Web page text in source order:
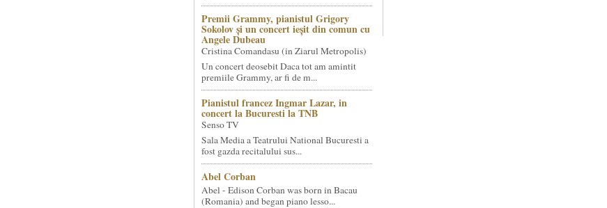
Premii Grammy, pianistul Grigory
Sokolov și un concert ieșit din comun cu
Angele Dubeau
Cristina Comandasu (in Ziarul Metropolis)
Un concert deosebit Daca tot am amintit
premiile Grammy, ar fi de m...
Pianistul francez Ingmar Lazar, in
concert la Bucuresti la TNB
Senso TV
Sala Media a Teatrului National Bucuresti a
fost gazda recitalului sus...
Abel Corban
Abel - Edison Corban was born in Bacau
(Romania) and began piano lesso...